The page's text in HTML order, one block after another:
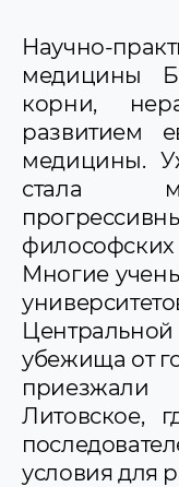
Научно-
медицины
корни,
развитием
медицины.
стала
Многие
убежища от
приезжали
Литовское,
условия для